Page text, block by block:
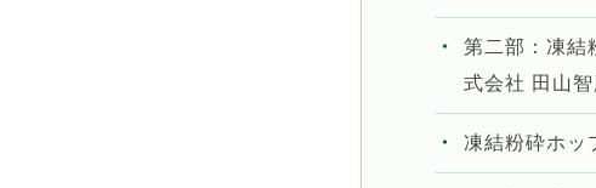
第二部：凍結
式会社 田山
凍結粉砕ホッ